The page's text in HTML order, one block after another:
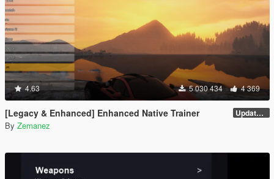
4.63 5 030 434 4 369
[Legacy & Enhanced] Enhanced Native Trainer Update 58 - Hotfix
By Zemanez